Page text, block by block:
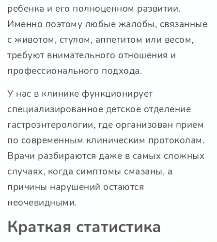
ребенка и его полноценном развитии.
Именно поэтому любые жалобы, связанные
с животом, стулом, аппетитом или весом,
требуют внимательного отношения и
профессионального подхода.
У нас в клинике функционирует
специализированное детское отделение
гастроэнтерологии, где организован прием
по современным клиническим протоколам.
Врачи разбираются даже в самых сложных
случаях, когда симптомы смазаны, а
причины нарушений остаются
неочевидными.
Краткая статистика